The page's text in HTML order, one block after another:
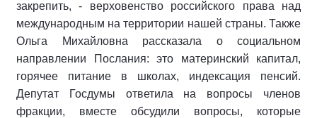
закрепить, - верховенство российского права над
международным на территории нашей страны. Также
Ольга Михайловна рассказала о социальном
направлении Послания: это материнский капитал,
горячее питание в школах, индексация пенсий.
Депутат Госдумы ответила на вопросы членов
фракции, вместе обсудили вопросы, которые